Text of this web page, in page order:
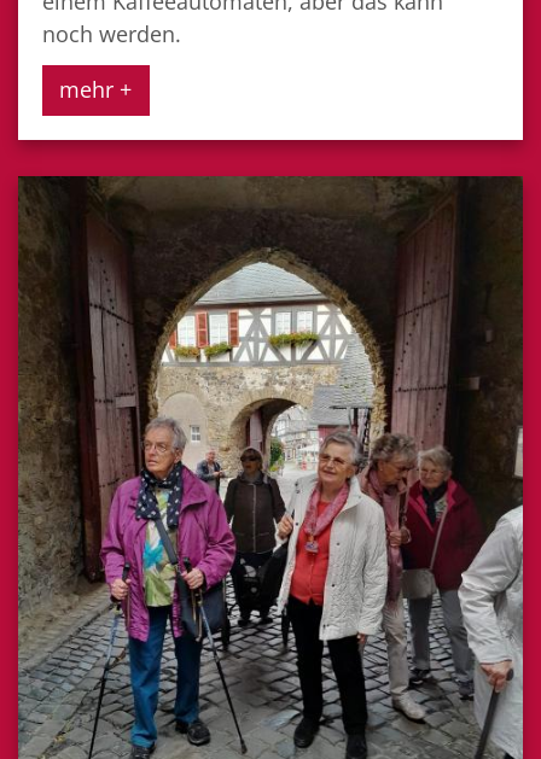
noch werden.
mehr +